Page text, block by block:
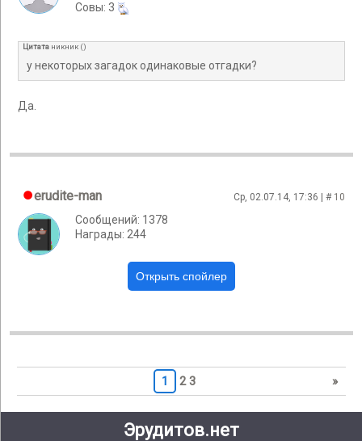
Cовы: 3
Цитата никник ()
у некоторых загадок одинаковые отгадки?
Да.
erudite-man Ср, 02.07.14, 17:36 | # 10
Сообщений: 1378
Награды: 244
1 2 3 »
Эрудитов.нет